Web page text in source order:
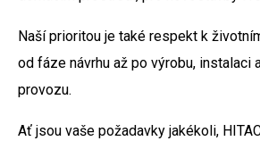
Naší prioritou je také respekt k
od fáze návrhu až po výrobu, instalaci
provozu.
Ať jsou vaše požadavky jakékoli,